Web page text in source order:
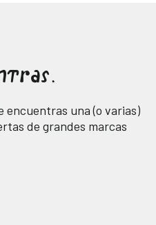
encuentras una (o varias)
de grandes marcas